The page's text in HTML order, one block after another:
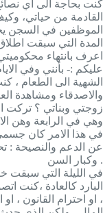
كنت بحاجة الى أي
القادمة من حياتي،
الموظفين في السجن
المدة التي سبقت
اعرف بانتهاء
عليكم :- بأنني وفي
الشهية الى الطعام ،
والاصدقاء ومشاهدة
زوجتي وبناتي ؟ تركت
وهي في الرابعة وهن
في هذا الامر كان
عن الدعم والنصيحة :
وكبار السن .
في الليلة التي سبقت
البارد كالعادة ،كنت
، او احترام القانون ،